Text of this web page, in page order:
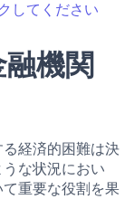
してください
機関
経済的困難は決
な状況におい
重要な役割を果